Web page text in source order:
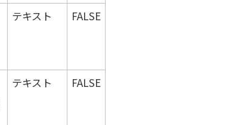
テキスト FALSE
テキスト FALSE